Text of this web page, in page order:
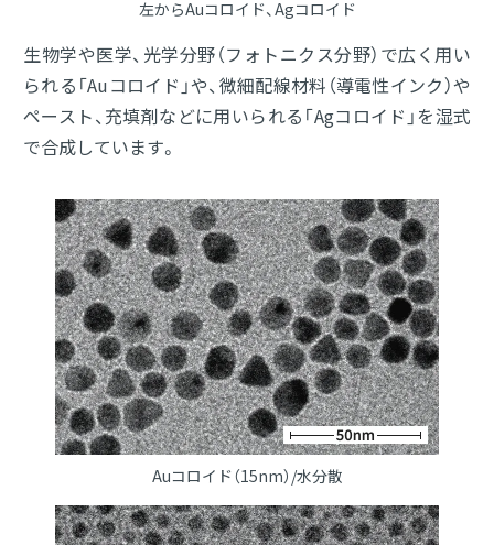
左からAuコロイド、Agコロイド
生物学や医学、光学分野（フォトニクス分野）で広く用い
られる「Auコロイド」や、微細配線材料（導電性インク）や
ペースト、充填剤などに用いられる「Agコロイド」を湿式
で合成しています。
Auコロイド（15nm）/水分散